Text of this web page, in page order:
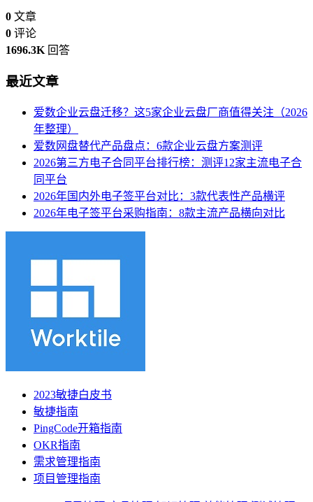
0 文章
0 评论
1696.3K 回答
最近文章
爱数企业云盘迁移？这5家企业云盘厂商值得关注（2026
年整理）
爱数网盘替代产品盘点：6款企业云盘方案测评
2026第三方电子合同平台排行榜：测评12家主流电子合
同平台
2026年国内外电子签平台对比：3款代表性产品横评
2026年电子签平台采购指南：8款主流产品横向对比
2023敏捷白皮书
敏捷指南
PingCode开箱指南
OKR指南
需求管理指南
项目管理指南